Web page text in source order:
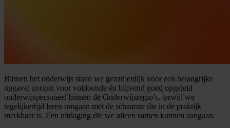
Binnen het onderwijs staan we gezamenlijk voor een belangrijke
opgave: zorgen voor voldoende én blijvend goed opgeleid
onderwijspersoneel binnen de Onderwijsregio’s, terwijl we
tegelijkertijd leren omgaan met de schaarste die in de praktijk
merkbaar is. Een uitdaging die we alleen samen kunnen aangaan.